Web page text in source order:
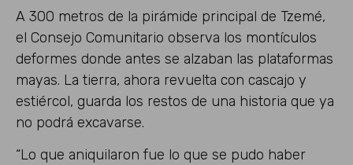
A 300 metros de la pirámide principal de Tzemé,
el Consejo Comunitario observa los montículos
deformes donde antes se alzaban las plataformas
mayas. La tierra, ahora revuelta con cascajo y
estiércol, guarda los restos de una historia que ya
no podrá excavarse.
“Lo que aniquilaron fue lo que se pudo haber